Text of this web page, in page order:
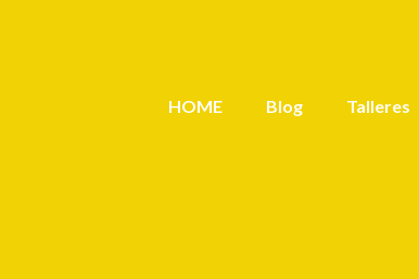
HOME Blog Talleres